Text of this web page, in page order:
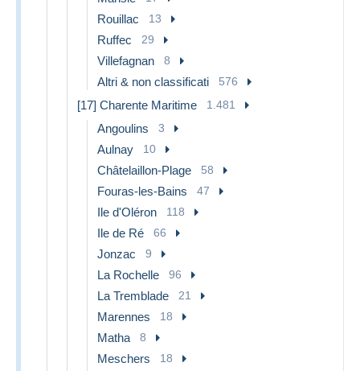
Rouillac 13
Ruffec 29
Villefagnan 8
Altri & non classificati 576
[17] Charente Maritime 1.481
Angoulins 3
Aulnay 10
Châtelaillon-Plage 58
Fouras-les-Bains 47
Ile d'Oléron 118
Ile de Ré 66
Jonzac 9
La Rochelle 96
La Tremblade 21
Marennes 18
Matha 8
Meschers 18